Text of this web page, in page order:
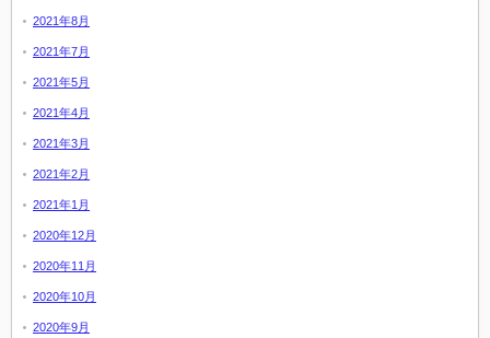
2021年8月
2021年7月
2021年5月
2021年4月
2021年3月
2021年2月
2021年1月
2020年12月
2020年11月
2020年10月
2020年9月